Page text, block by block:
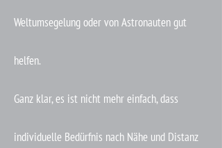
Weltumsegelung oder von Astronauten gut
helfen.
Ganz klar, es ist nicht mehr einfach, dass
individuelle Bedürfnis nach Nähe und Distanz